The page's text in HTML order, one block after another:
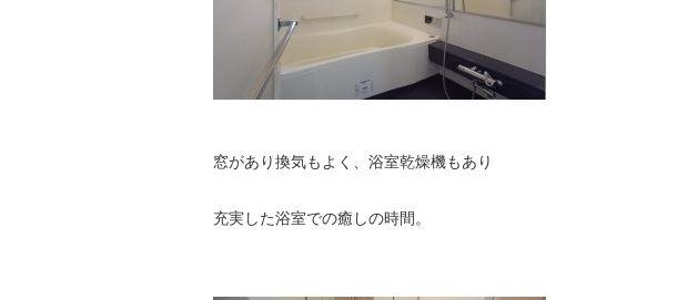
窓があり換気もよく、浴室乾燥機もあり
充実した浴室での癒しの時間。